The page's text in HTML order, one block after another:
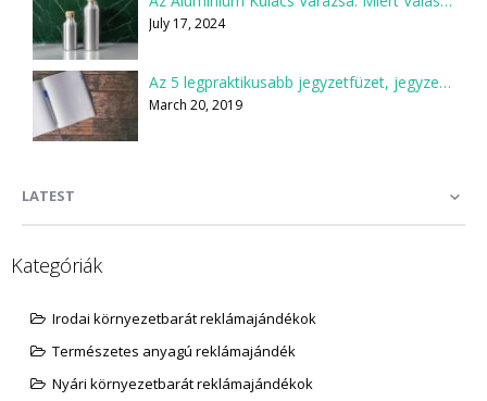
July 17, 2024
Az 5 legpraktikusabb jegyzetfüzet, jegyzettömb
March 20, 2019
LATEST
Kategóriák
Irodai környezetbarát reklámajándékok
Természetes anyagú reklámajándék
Nyári környezetbarát reklámajándékok